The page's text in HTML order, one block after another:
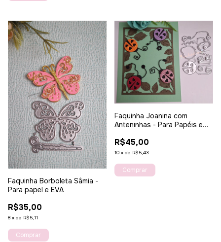
Faquinha Borboleta Sâmia -
Para papel e EVA
R$35,00
8 x de R$5,11
Faquinha Joanina com
Anteninhas - Para Papéis e
R$45,00
10 x de R$5,43